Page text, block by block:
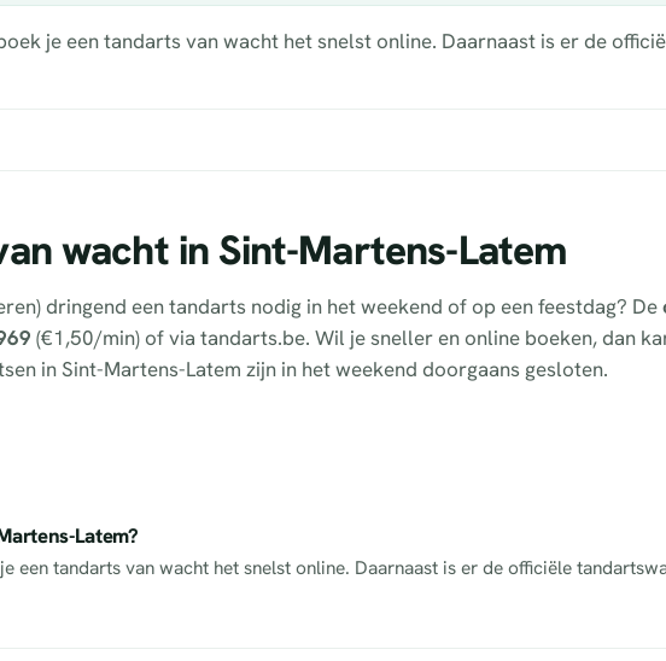
je een tandarts van wacht het snelst online. Daarnaast is er de
wacht in Sint-Martens-Latem
dringend een tandarts nodig in het weekend of op een feestdag? De
(€1,50/min) of via tandarts.be. Wil je sneller en online boeken, dan
in Sint-Martens-Latem zijn in het weekend doorgaans gesloten.
Latem?
een tandarts van wacht het snelst online. Daarnaast is er de officiële